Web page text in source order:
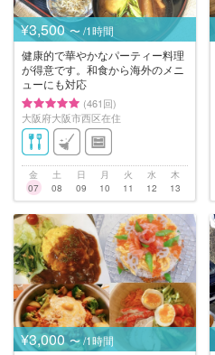
¥3,500 〜 /1時間
健康的で華やかなパーティー料理
が得意です。和食から海外のメニ
ューにも対応
(461回)
大阪府大阪市西区在住
金
07
土
08
日
09
月
10
火
11
水
12
木
13
¥3,000 〜 /1時間